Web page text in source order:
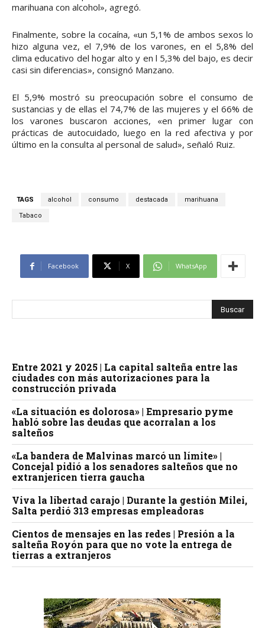
marihuana con alcohol», agregó.
Finalmente, sobre la cocaína, «un 5,1% de ambos sexos lo
hizo alguna vez, el 7,9% de los varones, en el 5,8% del
clima educativo del hogar alto y en l 5,3% del bajo, es decir
casi sin diferencias», consignó Manzano.
El 5,9% mostró su preocupación sobre el consumo de
sustancias y de ellas el 74,7% de las mujeres y el 66% de
los varones buscaron acciones, «en primer lugar con
prácticas de autocuidado, luego en la red afectiva y por
último en la consulta al personal de salud», señaló Ruiz.
TAGS alcohol consumo destacada marihuana
Tabaco
Facebook X WhatsApp
Entre 2021 y 2025 | La capital salteña entre las
ciudades con más autorizaciones para la
construcción privada
«La situación es dolorosa» | Empresario pyme
habló sobre las deudas que acorralan a los
salteños
«La bandera de Malvinas marcó un límite» |
Concejal pidió a los senadores salteños que no
extranjericen tierra gaucha
Viva la libertad carajo | Durante la gestión Milei,
Salta perdió 313 empresas empleadoras
Cientos de mensajes en las redes | Presión a la
salteña Royón para que no vote la entrega de
tierras a extranjeros